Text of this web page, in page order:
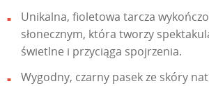
Unikalna, fioletowa tarcza
słonecznym, która tworzy
świetlne i przyciąga spojrzenia.
Wygodny, czarny pasek ze skóry